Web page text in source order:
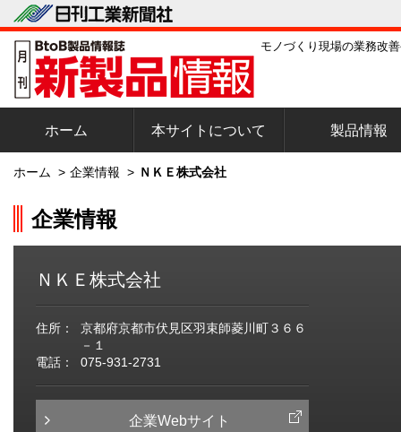
モノづくり現場の業務改
ホーム 本サイトについて 製品情報
ホーム > 企業情報 > ＮＫＥ株式会社
企業情報
ＮＫＥ株式会社
住所：
京都府京都市伏見区羽束師菱川町３６６
－１
電話：
075-931-2731
企業Webサイト